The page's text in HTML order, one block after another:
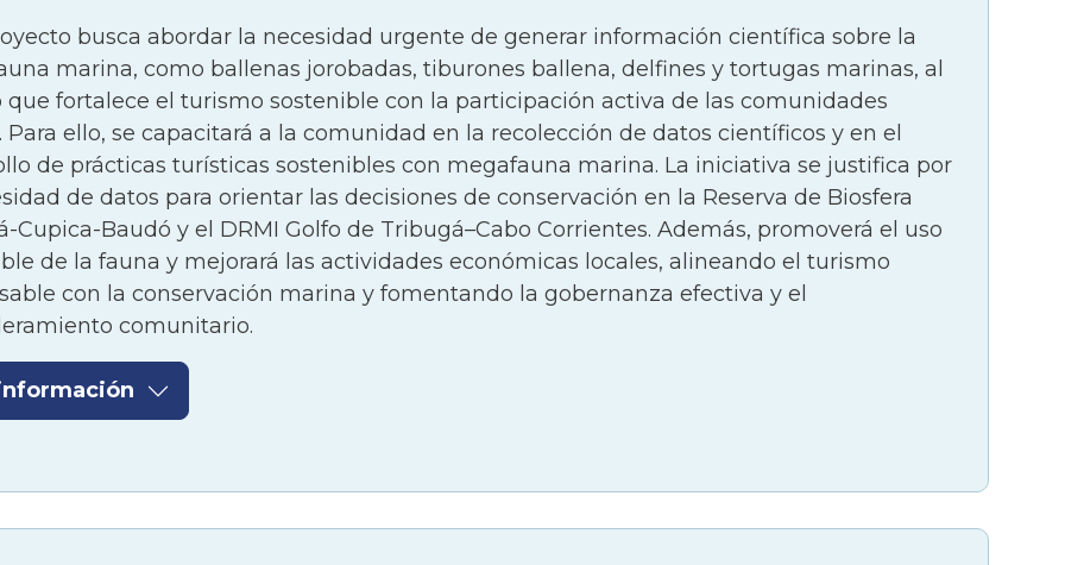
parte, desde el Consejo se ha identificado una población de rayas en las playas de
este grupo ha sido desconocido y poco estudiado y en ocasiones se ven como
para las actividades turísticas por lo cual se quiere adelantar una caracterización y
de manejo.
se han consolidado en Bahía Málaga grupos de mujeres piangueras (La Plata) sin
aunque el consejo ya cuenta con zonas de descanso para la recolección de este
molusco no se ha concretado y fortalecido a este grupo importante del consejo para
capacitación, tecnificación y posibles alternativas productivas para complementar sus
o hacer de estas más justas.
busca abordar la necesidad urgente de generar información científica sobre la
marina, como ballenas jorobadas, tiburones ballena, delfines y tortugas marinas, al
fortalece el turismo sostenible con la participación activa de las comunidades
Para ello, se capacitará a la comunidad en la recolección de datos científicos y en el
de prácticas turísticas sostenibles con megafauna marina. La iniciativa se justifica por
de datos para orientar las decisiones de conservación en la Reserva de Biosfera
Cupica-Baudó y el DRMI Golfo de Tribugá–Cabo Corrientes. Además, promoverá el uso
de la fauna y mejorará las actividades económicas locales, alineando el turismo
con la conservación marina y fomentando la gobernanza efectiva y el
comunitario.
de Tribugá alberga una rica biodiversidad marina, pero su estudio ha sido limitado por